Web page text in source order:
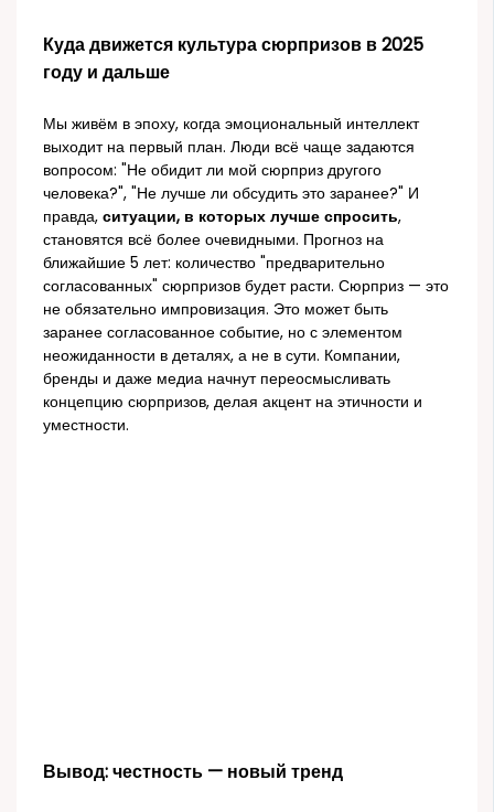
Куда движется культура сюрпризов в 2025
году и дальше
Мы живём в эпоху, когда эмоциональный интеллект
выходит на первый план. Люди всё чаще задаются
вопросом: "Не обидит ли мой сюрприз другого
человека?", "Не лучше ли обсудить это заранее?" И
правда,ситуации, в которых лучше спросить,
становятся всё более очевидными. Прогноз на
ближайшие 5 лет: количество "предварительно
согласованных" сюрпризов будет расти. Сюрприз — это
не обязательно импровизация. Это может быть
заранее согласованное событие, но с элементом
неожиданности в деталях, а не в сути. Компании,
бренды и даже медиа начнут переосмысливать
концепцию сюрпризов, делая акцент на этичности и
уместности.
Вывод: честность — новый тренд